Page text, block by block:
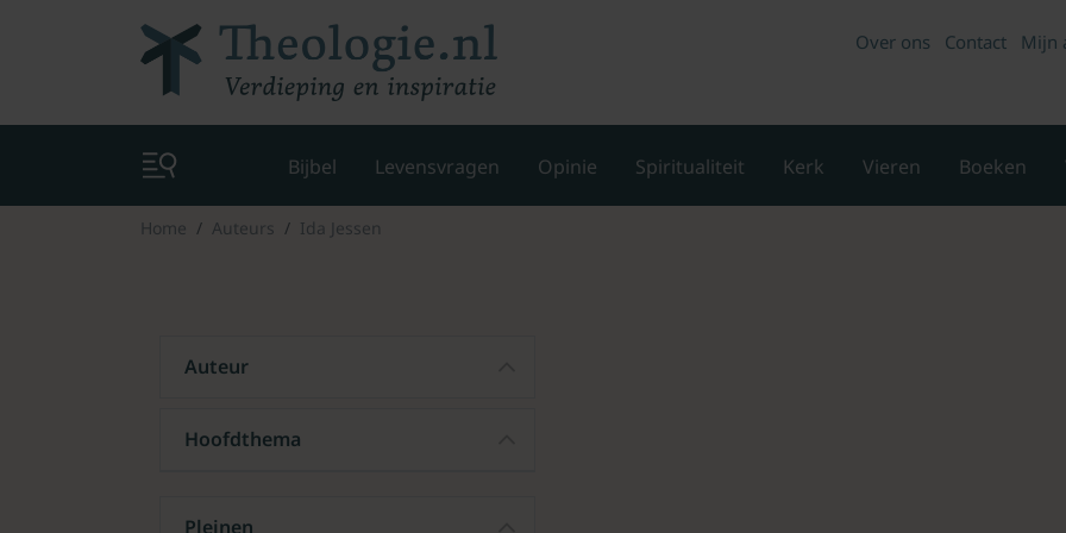
Over ons Contact Mijn
Bijbel Levensvragen Opinie Spiritualiteit Kerk Vieren Boeken
Home Auteurs Ida Jessen
Auteur
Hoofdthema
Pleinen